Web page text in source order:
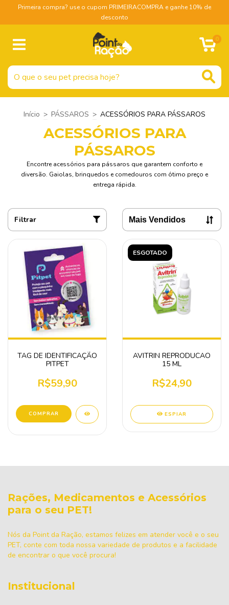
Primeira compra? use o cupom PRIMEIRACOMPRA e ganhe 10% de
desconto
0
Início > PÁSSAROS > ACESSÓRIOS PARA PÁSSAROS
ACESSÓRIOS PARA
PÁSSAROS
Encontre acessórios para pássaros que garantem conforto e
diversão. Gaiolas, brinquedos e comedouros com ótimo preço e
entrega rápida.
Filtrar
TAG DE IDENTIFICAÇÃO
PITPET
R$59,90
ESGOTADO
AVITRIN REPRODUCAO
15 ML
R$24,90
ESPIAR
Rações, Medicamentos e Acessórios
para o seu PET!
Nós da Point da Ração, estamos felizes em atender você e o seu
PET, conte com toda nossa variedade de produtos e a facilidade
de encontrar o que você procura!
Institucional